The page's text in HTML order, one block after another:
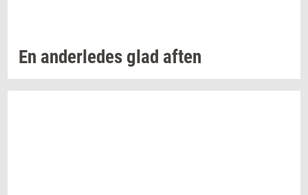
En an­der­le­des glad aften